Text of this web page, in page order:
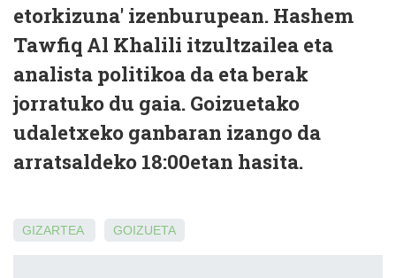
etorkizuna' izenburupean. Hashem
Tawfiq Al Khalili itzultzailea eta
analista politikoa da eta berak
jorratuko du gaia. Goizuetako
udaletxeko ganbaran izango da
arratsaldeko 18:00etan hasita.
GIZARTEA GOIZUETA